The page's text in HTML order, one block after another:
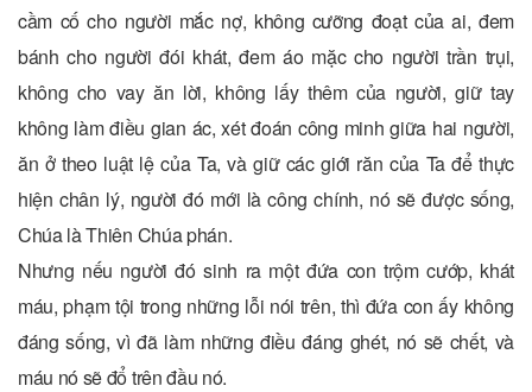
cầm cố cho người mắc nợ, không cưỡng đoạt của ai, đem
bánh cho người đói khát, đem áo mặc cho người trần trụi,
không cho vay ăn lời, không lấy thêm của người, giữ tay
không làm điều gian ác, xét đoán công minh giữa hai người,
ăn ở theo luật lệ của Ta, và giữ các giới răn của Ta để thực
hiện chân lý, người đó mới là công chính, nó sẽ được sống,
Chúa là Thiên Chúa phán.
Nhưng nếu người đó sinh ra một đứa con trộm cướp, khát
máu, phạm tội trong những lỗi nói trên, thì đứa con ấy không
đáng sống, vì đã làm những điều đáng ghét, nó sẽ chết, và
máu nó sẽ đổ trên đầu nó.